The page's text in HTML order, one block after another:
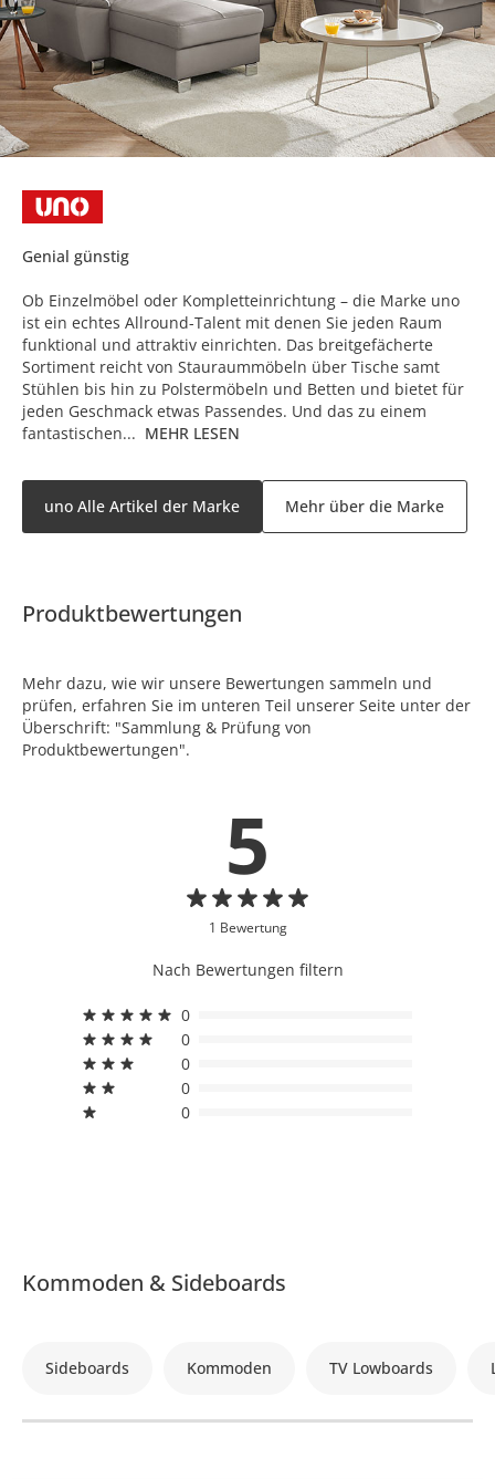
Genial günstig
Ob Einzelmöbel oder Kompletteinrichtung – die Marke uno
ist ein echtes Allround-Talent mit denen Sie jeden Raum
funktional und attraktiv einrichten. Das breitgefächerte
Sortiment reicht von Stauraummöbeln über Tische samt
Stühlen bis hin zu Polstermöbeln und Betten und bietet für
jeden Geschmack etwas Passendes. Und das zu einem
fantastischen... MEHR LESEN
uno Alle Artikel der Marke Mehr über die Marke
Produktbewertungen
Mehr dazu, wie wir unsere Bewertungen sammeln und
prüfen, erfahren Sie im unteren Teil unserer Seite unter der
Überschrift: "Sammlung & Prüfung von
Produktbewertungen".
5
1 Bewertung
Nach Bewertungen filtern
0
0
0
0
0
Kommoden & Sideboards
Sideboards Kommoden TV Lowboards